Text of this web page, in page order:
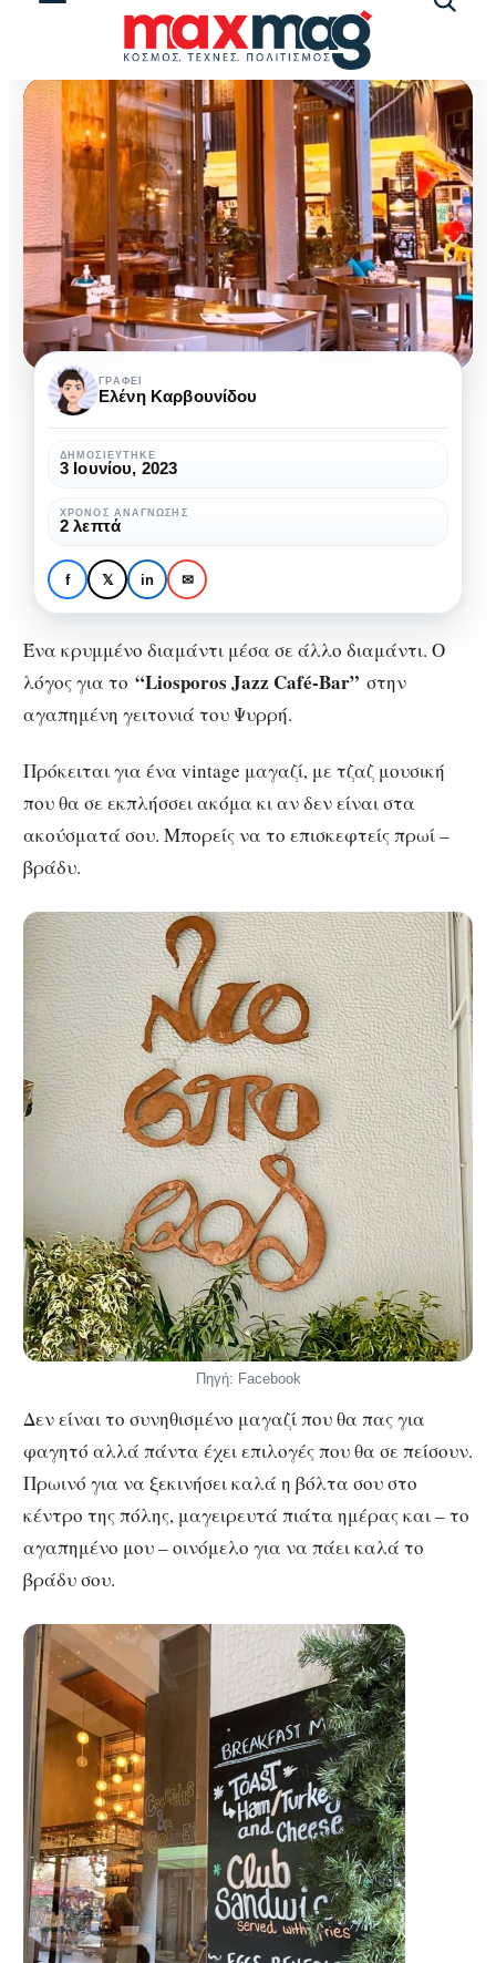
CITY GUIDE
Liosporos Jazz Café-
Bar: Ένα vintage μαγαζί
στην καρδιά του Ψυρρή
Liosporos
Jazz
Café-
Bar:
Ένα
vintage
μαγαζί
στην
του
Ψυρρή
ΓΡΆΦΕΙ
Ελένη Καρβουνίδου
ΔΗΜΟΣΙΕΎΤΗΚΕ
3 Ιουνίου, 2023
ΧΡΌΝΟΣ ΑΝΆΓΝΩΣΗΣ
2 λεπτά
f 𝕏 in ✉
Ένα κρυμμένο διαμάντι μέσα σε άλλο διαμάντι. Ο
λόγος για το “Liosporos Jazz Café-Bar” στην
αγαπημένη γειτονιά του Ψυρρή.
Πρόκειται για ένα vintage μαγαζί, με τζαζ μουσική
που θα σε εκπλήσσει ακόμα κι αν δεν είναι στα
ακούσματά σου. Μπορείς να το επισκεφτείς πρωί –
βράδυ.
Πηγή: Facebook
Δεν είναι το συνηθισμένο μαγαζί που θα πας για
φαγητό αλλά πάντα έχει επιλογές που θα σε πείσουν.
Πρωινό για να ξεκινήσει καλά η βόλτα σου στο
κέντρο της πόλης, μαγειρευτά πιάτα ημέρας και – το
αγαπημένο μου – οινόμελο για να πάει καλά το
βράδυ σου.